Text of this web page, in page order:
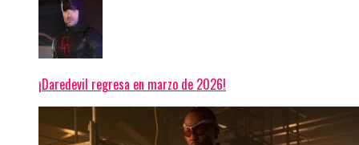
¡Daredevil regresa en marzo de 2026!